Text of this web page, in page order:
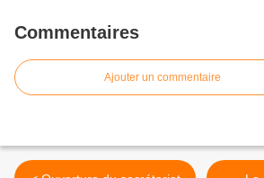
Commentaires
Ajouter un commentaire